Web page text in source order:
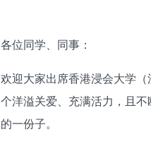
各位同学、同事：
欢迎大家出席香港浸会大学
个洋溢关爱、充满活力，且
的一份子。